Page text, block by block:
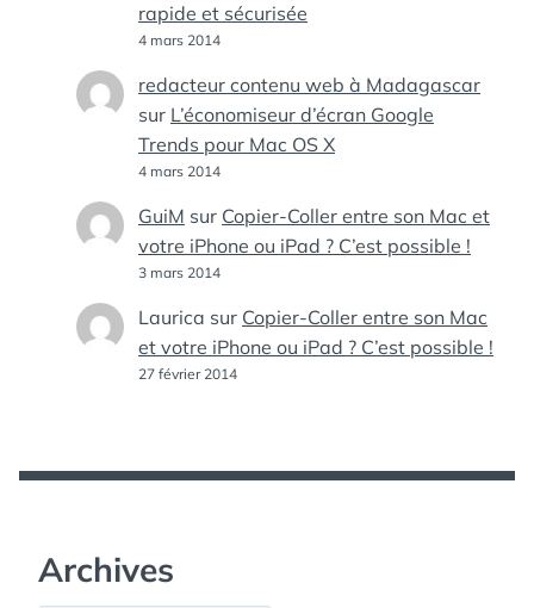
rapide et sécurisée
4 mars 2014
redacteur contenu web à Madagascar
sur L’économiseur d’écran Google
Trends pour Mac OS X
4 mars 2014
GuiM sur Copier-Coller entre son Mac et
votre iPhone ou iPad ? C’est possible !
3 mars 2014
Laurica sur Copier-Coller entre son Mac
et votre iPhone ou iPad ? C’est possible !
27 février 2014
Archives